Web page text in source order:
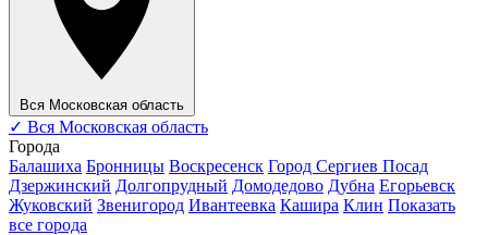
Вся Московская область
✓ Вся Московская область
Города
Балашиха Бронницы Воскресенск Город Сергиев Посад
Дзержинский Долгопрудный Домодедово Дубна Егорьевск
Жуковский Звенигород Ивантеевка Кашира Клин Показать
все города